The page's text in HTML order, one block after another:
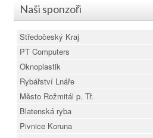
Naši sponzoři
Středočeský Kraj
PT Computers
Oknoplastik
Rybářství Lnáře
Město Rožmitál p. Tř.
Blatenská ryba
Pivnice Koruna